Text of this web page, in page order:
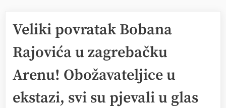
Veliki povratak Bobana
Rajovića u zagrebačku
Arenu! Obožavateljice u
ekstazi, svi su pjevali u glas